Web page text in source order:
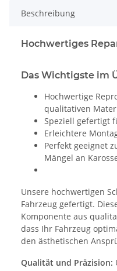
Beschreibung
Hochwertiges
Das Wichtigste im
Hochwertige
qualitativen
Speziell gefertigt
Erleichtere
Perfekt geeignet
Mängel an
Unsere hochwertigen
Fahrzeug gefertigt.
Komponente aus
dass Ihr Fahrzeug
den ästhetischen
Qualität und Präzision: